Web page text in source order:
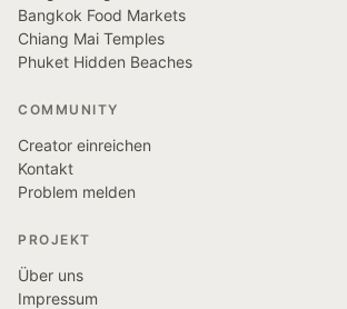
Bangkok Food Markets
Chiang Mai Temples
Phuket Hidden Beaches
COMMUNITY
Creator einreichen
Kontakt
Problem melden
PROJEKT
Über uns
Impressum